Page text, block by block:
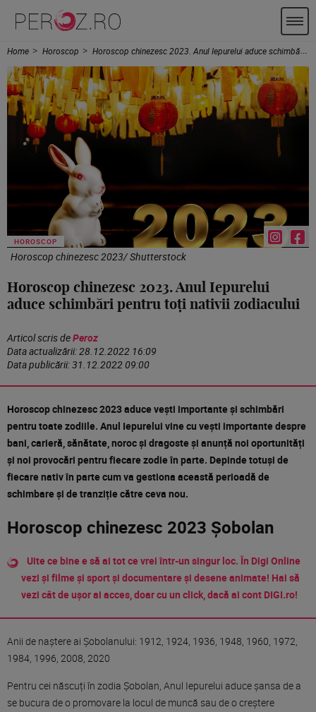
Home Horoscop Horoscop chinezesc 2023. Anul Iepurelui aduce schimbări pentru toți nativii zodiacului
HOROSCOP
Horoscop chinezesc 2023/ Shutterstock
Horoscop chinezesc 2023. Anul Iepurelui
aduce schimbări pentru toți nativii zodiacului
Articol scris dePeroz
Data actualizării:28.12.2022 16:09
Data publicării:31.12.2022 09:00
Horoscop chinezesc 2023 aduce vești importante și schimbări
pentru toate zodiile. Anul Iepurelui vine cu vești importante despre
bani, carieră, sănătate, noroc și dragoste și anunță noi oportunități
și noi provocări pentru fiecare zodie în parte. Depinde totuși de
fiecare nativ în parte cum va gestiona această perioadă de
schimbare și de tranziție către ceva nou.
Horoscop chinezesc 2023 Șobolan
Uite ce bine e să ai tot ce vrei într-un singur loc. În Digi Online
vezi și filme și sport și documentare și desene animate! Hai să
vezi cât de ușor ai acces, doar cu un click, dacă ai cont DIGI.ro!
Anii de naștere ai Șobolanului: 1912, 1924, 1936, 1948, 1960, 1972,
1984, 1996, 2008, 2020
Pentru cei născuți în zodia Șobolan, Anul Iepurelui aduce șansa de a
se bucura de o promovare la locul de muncă sau de o creștere